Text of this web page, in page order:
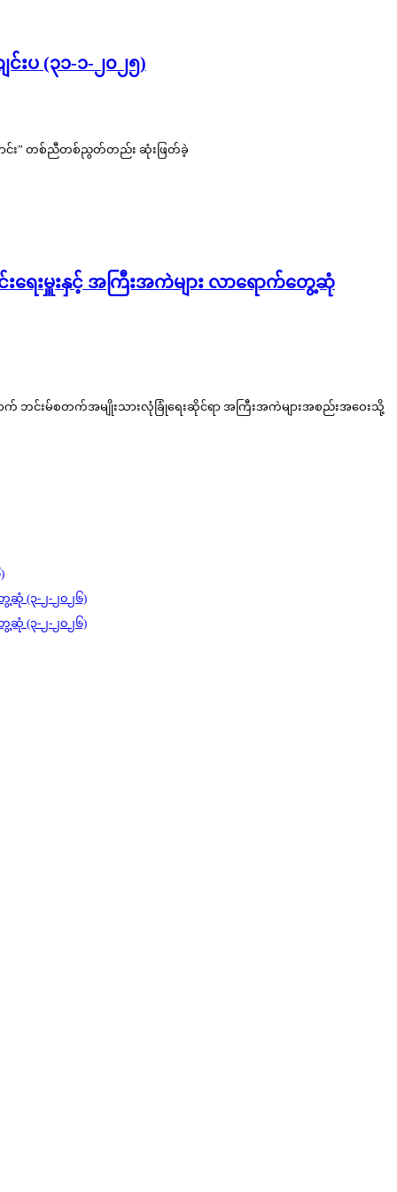
းပ (၃၁-၁-၂၀၂၅)
ာင်း” တစ်ညီတစ်ညွတ်တည်း ဆုံးဖြတ်ခဲ့
ရေးမှူးနှင့် အကြီးအကဲများ လာရောက်တွေ့ဆုံ
ာက် ဘင်းမ်စတက်အမျိုးသားလုံခြုံရေးဆိုင်ရာ အကြီးအကဲများအစည်းအဝေးသို့
ဆုံ (၃-၂-၂၀၂၆)
ဆုံ (၃-၂-၂၀၂၆)